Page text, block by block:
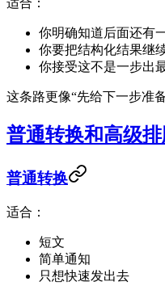
适合：
你明确知道后面还有
你要把结构化结果继
你接受这不是一步出
这条路更像“先给下一步准备
普通转换和高级
普通转换
适合：
短文
简单通知
只想快速发出去